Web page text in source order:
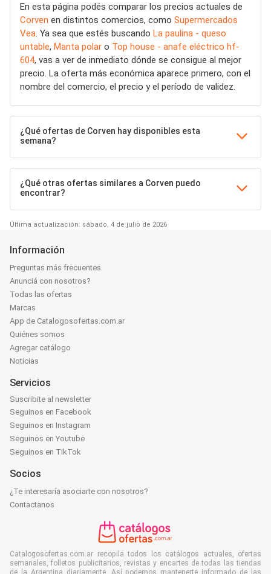
En esta página podés comparar los precios actuales de
Corven en distintos comercios, como Supermercados
Vea . Ya sea que estés buscando La paulina - queso
untable, Manta polar o Top house - anafe eléctrico hf-
604, vas a ver de inmediato dónde se consigue al mejor
precio. La oferta más económica aparece primero, con el
nombre del comercio, el precio y el período de validez.
¿Qué ofertas de Corven hay disponibles esta
semana?
¿Qué otras ofertas similares a Corven puedo
encontrar?
Última actualización: sábado, 4 de julio de 2026
Información
Preguntas más frecuentes
Anunciá con nosotros?
Todas las ofertas
Marcas
App de Catalogosofertas.com.ar
Quiénes somos
Agregar catálogo
Noticias
Servicios
Suscribite al newsletter
Seguinos en Facebook
Seguinos en Instagram
Seguinos en Youtube
Seguinos en TikTok
Socios
¿Te interesaría asociarte con nosotros?
Contactanos
Catalogosofertas.com.ar recopila todos los catálogos actuales, ofertas
semanales, folletos publicitarios, revistas y encartes de todas las tiendas
de la Argentina diariamente. Así podemos mantenerte informado de las